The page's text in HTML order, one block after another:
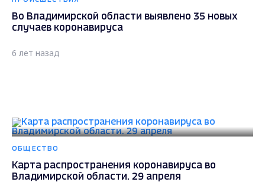
Во Владимирской области выявлено 35 новых
случаев коронавируса
6 лет назад
ОБЩЕСТВО
Карта распространения коронавируса во
Владимирской области. 29 апреля